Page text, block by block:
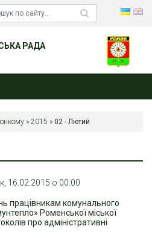
РАДА
» 2015 » 02 - Лютий
16.02.2015 о 00:00
працівникам комунального
Роменської міської
про адміністративні